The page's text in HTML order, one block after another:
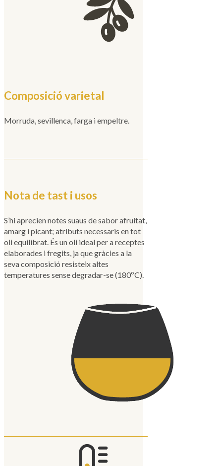
Composició varietal
Morruda, sevillenca, farga i empeltre.
Nota de tast i usos
S’hi aprecien notes suaus de sabor afruitat,
amarg i picant; atributs necessaris en tot
oli equilibrat. És un oli ideal per a receptes
elaborades i fregits, ja que gràcies a la
seva composició resisteix altes
temperatures sense degradar-se (180ºC).